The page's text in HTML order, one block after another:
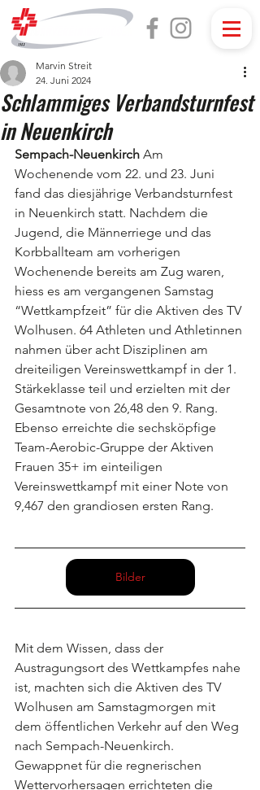
Schlammiges Verbandsturnfest
in Neuenkirch
Marvin Streit
24. Juni 2024
Sempach-Neuenkirch Am
Wochenende vom 22. und 23. Juni
fand das diesjährige Verbandsturnfest
in Neuenkirch statt. Nachdem die
Jugend, die Männerriege und das
Korbballteam am vorherigen
Wochenende bereits am Zug waren,
hiess es am vergangenen Samstag
“Wettkampfzeit” für die Aktiven des TV
Wolhusen. 64 Athleten und Athletinnen
nahmen über acht Disziplinen am
dreiteiligen Vereinswettkampf in der 1.
Stärkeklasse teil und erzielten mit der
Gesamtnote von 26,48 den 9. Rang.
Ebenso erreichte die sechsköpfige
Team-Aerobic-Gruppe der Aktiven
Frauen 35+ im einteiligen
Vereinswettkampf mit einer Note von
9,467 den grandiosen ersten Rang.
Bilder
Mit dem Wissen, dass der
Austragungsort des Wettkampfes nahe
ist, machten sich die Aktiven des TV
Wolhusen am Samstagmorgen mit
dem öffentlichen Verkehr auf den Weg
nach Sempach-Neuenkirch.
Gewappnet für die regnerischen
Wettervorhersagen errichteten die